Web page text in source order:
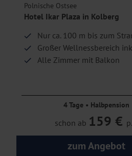
Polnische Ostsee
Hotel Ikar Plaza in Kolberg
Nur ca. 100 m bis zum
Großer Wellnessbereich
Alle Zimmer mit Balkon
4 Tage • Halbpension
schon ab 159 €
zum Angebot